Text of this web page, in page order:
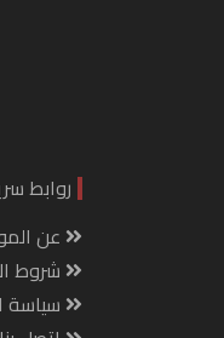
روابط
عن
شروط
سياسة